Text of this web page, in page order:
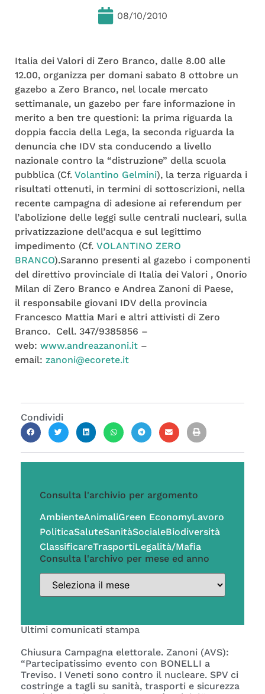
08/10/2010
Italia dei Valori di Zero Branco, dalle 8.00 alle
12.00, organizza per domani sabato 8 ottobre un
gazebo a Zero Branco, nel locale mercato
settimanale, un gazebo per fare informazione in
merito a ben tre questioni: la prima riguarda la
doppia faccia della Lega, la seconda riguarda la
denuncia che IDV sta conducendo a livello
nazionale contro la “distruzione” della scuola
pubblica (Cf. Volantino Gelmini), la terza riguarda i
risultati ottenuti, in termini di sottoscrizioni, nella
recente campagna di adesione ai referendum per
l’abolizione delle leggi sulle centrali nucleari, sulla
privatizzazione dell’acqua e sul legittimo
impedimento (Cf. VOLANTINO ZERO
BRANCO).Saranno presenti al gazebo i componenti
del direttivo provinciale di Italia dei Valori , Onorio
Milan di Zero Branco e Andrea Zanoni di Paese,
il responsabile giovani IDV della provincia
Francesco Mattia Mari e altri attivisti di Zero
Branco. Cell. 347/9385856 –
web: www.andreazanoni.it –
email: zanoni@ecorete.it
Condividi
Consulta l'archivio per argomento
AmbienteAnimaliGreen EconomyLavoro
PoliticaSaluteSanitàSocialeBiodiversità
ClassificareTrasportiLegalità/Mafia
Consulta l'archivo per mese ed anno
Ultimi comunicati stampa
Chiusura Campagna elettorale. Zanoni (AVS):
“Partecipatissimo evento con BONELLI a
Treviso. I Veneti sono contro il nucleare. SPV ci
costringe a tagli su sanità, trasporti e sicurezza